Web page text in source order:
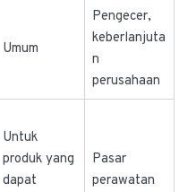
Umum
Pengecer,
keberlanjuta
n
perusahaan
Untuk
produk yang
dapat
Pasar
perawatan